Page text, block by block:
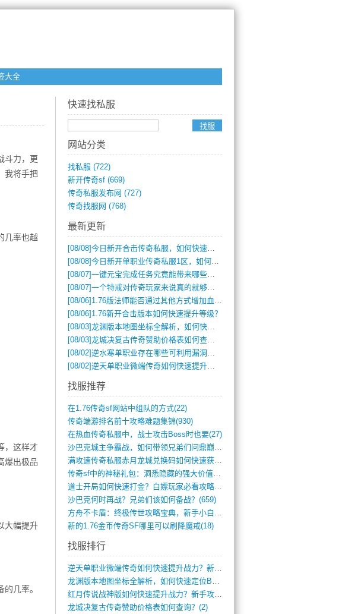
大全
斗力，更
我将手把
几率也越
，这样才
爆出极品
大幅提升
几率。
快速找私服
网站分类
找私服 (722)
新开传奇sf (669)
传奇私服发布网 (727)
传奇找服网 (768)
最新更新
[08/08]今日新开合击传奇私服，如何快速提升角色战力？
[08/08]今日新开单职业传奇私服1区，如何快速升级与获取顶级装备？
[08/07]一键元宝完成任务究竟能带来哪些超值优势？
[08/07]一个特戒对传奇玩家来说真的就够用了吗？
[08/06] 1.76版法师能否通过其他方式增加血量？
[08/06] 1.76新开合击版本如何快速提升等级？
[08/03]龙渊版本地图坐标全解析，如何快速定位BOSS位置？
[08/03]龙城决复古传奇赞助价格表如何查询？
[08/02]逆水寒单职业存在哪些可利用漏洞？如何快速提升战力？
[08/02]逆天单职业微端传奇如何快速提升战力？新手必看攻略
找服推荐
在1.76传奇sf网站中组队的方式(22)
传奇端游排名前十攻略难题集锦(930)
在热血传奇私服中，战士攻击Boss时也要(27)
沙巴克城主争霸战，如何带领兄弟们问鼎巅峰(565)
满攻速传奇私服赤月龙城兑换码如何快速获取(676)
传奇sf中的神秘礼包：洞悉隐藏的强大价值(427)
道士开局如何快速打金？白嫖玩家必看攻略(5)
沙巴克何时再战？兄弟们该如何备战？(659)
方舟不卡盾：终极传世攻略宝典，新手小白逆(495)
新的1.76金币传奇SF哪里可以刷降魔戒(18)
找服排行
逆天单职业微端传奇如何快速提升战力？新手(4)
龙渊版本地图坐标全解析，如何快速定位BO(3)
红月传说战神版如何快速提升战力？新手攻略(3)
龙城决复古传奇赞助价格表如何查询？(2)